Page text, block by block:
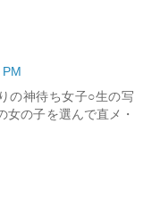
の神待ち女子○生の写
女の子を選んで直メ・